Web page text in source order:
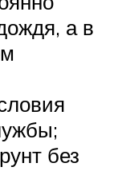
а в
без